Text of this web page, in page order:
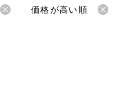
価格が高い順